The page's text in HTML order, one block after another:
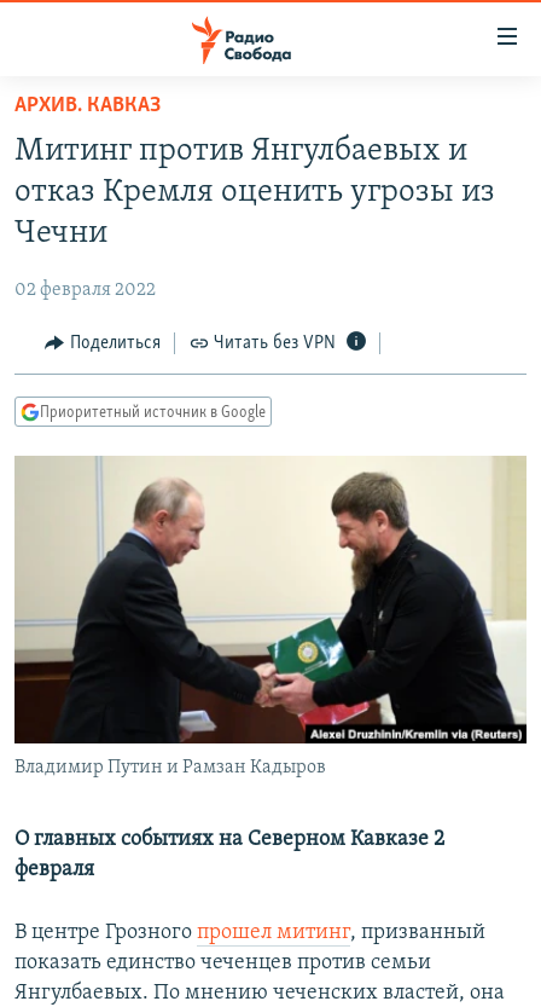
упрощенного
доступа
основному
Вернутся
Вернутся
АВТОРСКИЕ ПРОЕКТЫ
МНЕНИЯ
КУЛЬТУРА
КАВКАЗ.РЕАЛИИ
СЕВЕР.РЕАЛИИ
СИБИРЬ.РЕАЛИИ
РАСПИСАНИЕ ВЕЩАНИЯ
ПОДПИШИТЕСЬ НА РАССЫЛКУ
СОЦИАЛЬНЫЕ СЕТИ
Все сайты РСЕ/РС
АРХИВ. КАВКАЗ
Митинг против Янгулбаевых и
отказ Кремля оценить угрозы из
Чечни
02 февраля 2022
Поделиться Читать без VPN
Приоритетный источник в Google
Владимир Путин и Рамзан Кадыров
О главных событиях на Северном Кавказе 2
февраля
В центре Грозного прошел митинг, призванный
показать единство чеченцев против семьи
Янгулбаевых. По мнению чеченских властей, она